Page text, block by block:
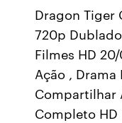
Dragon Tiger
720p
Filmes HD
Ação ,
Compartilhar
Completo HD